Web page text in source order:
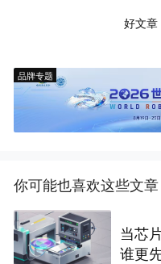
好文章
品牌专题
你可能也喜欢这些文章
当芯
谁更